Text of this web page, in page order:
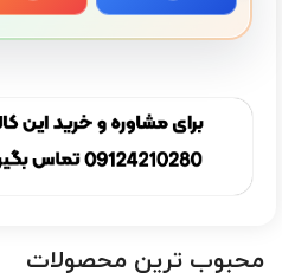
محبوب ترین محصولات